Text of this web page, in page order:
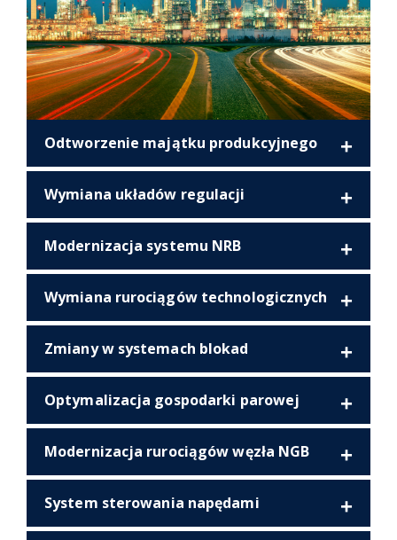
Odtworzenie majątku produkcyjnego
Wymiana układów regulacji
Modernizacja systemu NRB
Wymiana rurociągów technologicznych
Zmiany w systemach blokad
Optymalizacja gospodarki parowej
Modernizacja rurociągów węzła NGB
System sterowania napędami